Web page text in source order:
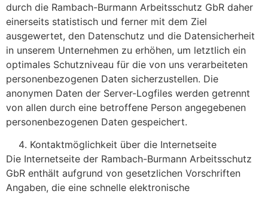
durch die Rambach-Burmann Arbeitsschutz GbR daher
einerseits statistisch und ferner mit dem Ziel
ausgewertet, den Datenschutz und die Datensicherheit
in unserem Unternehmen zu erhöhen, um letztlich ein
optimales Schutzniveau für die von uns verarbeiteten
personenbezogenen Daten sicherzustellen. Die
anonymen Daten der Server-Logfiles werden getrennt
von allen durch eine betroffene Person angegebenen
personenbezogenen Daten gespeichert.
Kontaktmöglichkeit über die Internetseite
Die Internetseite der Rambach-Burmann Arbeitsschutz
GbR enthält aufgrund von gesetzlichen Vorschriften
Angaben, die eine schnelle elektronische